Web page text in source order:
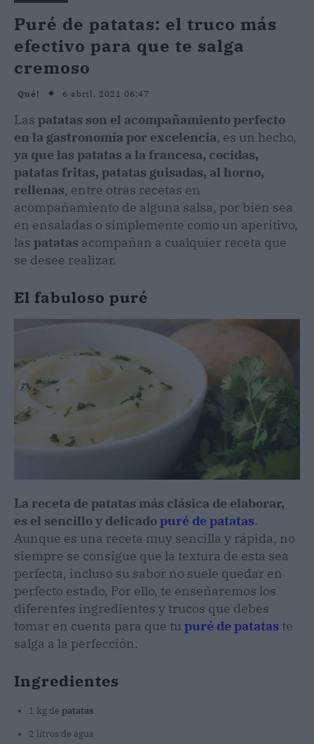
Puré de patatas: el truco más
efectivo para que te salga
cremoso
Qué! 6 abril, 2021 06:47
Las patatas son el acompañamiento perfecto
en la gastronomía por excelencia, es un hecho,
ya que las patatas a la francesa, cocidas,
patatas fritas, patatas guisadas, al horno,
rellenas, entre otras recetas en
acompañamiento de alguna salsa, por bien sea
en ensaladas o simplemente como un aperitivo,
las patatas acompañan a cualquier receta que
se desee realizar.
El fabuloso puré
La receta de patatas más clásica de elaborar,
es el sencillo y delicadopuré de patatas.
Aunque es una receta muy sencilla y rápida, no
siempre se consigue que la textura de esta sea
perfecta, incluso su sabor no suele quedar en
perfecto estado, Por ello, te enseñaremos los
diferentes ingredientes y trucos que debes
tomar en cuenta para que tupuré de patatas te
salga a la perfección.
Ingredientes
1 kg de patatas
2 litros de agua